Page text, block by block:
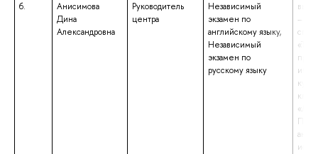
6.
Анисимова
Дина
Александровна
Руководитель
центра
Независимый
экзамен по
английскому языку,
Независимый
экзамен по
русскому языку
–